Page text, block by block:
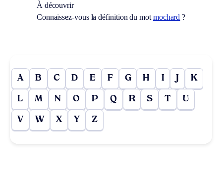
À découvrir
Connaissez-vous la définition du mot mochard ?
A B C D E F G H I J K
L M N O P Q R S T U
V W X Y Z